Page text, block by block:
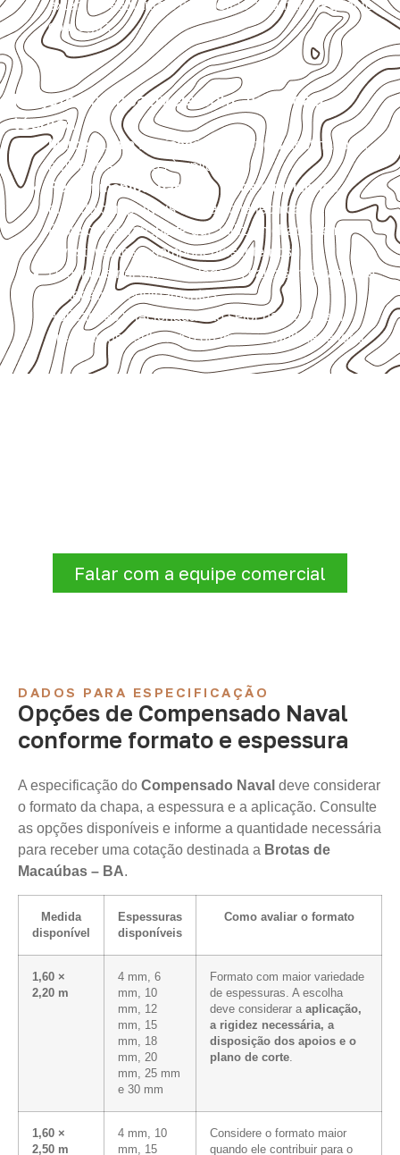
externas, estruturais ou sujeitas a contato frequente
com água.
Projetos compatíveis com avaliação
técnica
Marcenaria e fabricação de móveisdestinados a
ambientes sujeitos à umidade.
Revestimentos, paredes, pisos e divisórias,
quando compatíveis com a ficha técnica.
Projetos de transporte que utilizam chapas em
revestimentos e componentes internos.
Uso industrial em embalagens, caixas, montagem e
proteção de equipamentos.
Aplicações relacionadas ao setor náutico, sem
presumir uso submerso ou impermeabilidade total.
Falar com a equipe comercial
DADOS PARA ESPECIFICAÇÃO
Opções de Compensado Naval
conforme formato e espessura
A especificação do Compensado Naval deve considerar
o formato da chapa, a espessura e a aplicação. Consulte
as opções disponíveis e informe a quantidade necessária
para receber uma cotação destinada a Brotas de
Macaúbas – BA.
Medida
disponível
Espessuras
disponíveis
Como avaliar o formato
1,60 ×
2,20 m
4 mm, 6
mm, 10
mm, 12
mm, 15
mm, 18
mm, 20
mm, 25 mm
e 30 mm
Formato com maior variedade
de espessuras. A escolha
deve considerar a aplicação,
a rigidez necessária, a
disposição dos apoios e o
plano de corte.
1,60 ×
2,50 m
4 mm, 10
mm, 15
Considere o formato maior
quando ele contribuir para o